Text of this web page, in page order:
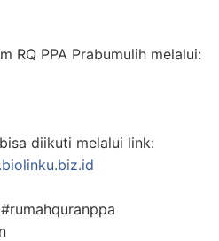
RQ PPA Prabumulih melalui:
diikuti melalui link: